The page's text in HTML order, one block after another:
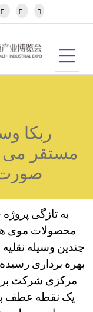
  
ربکا
مستقر می
به تازگی
محصولات موی
چندین وسیله
بهره برداری رسیده
مرکزی شرکت
یک نقطه عطف